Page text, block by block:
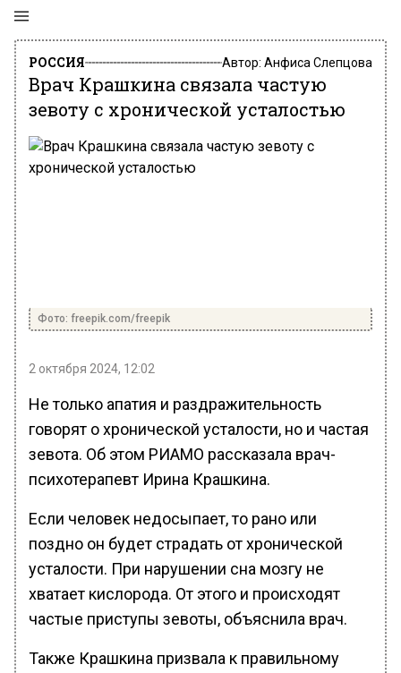
РОССИЯ Автор: Анфиса Слепцова
Врач Крашкина связала частую
зевоту с хронической усталостью
Фото: freepik.com/freepik
2 октября 2024, 12:02
Не только апатия и раздражительность
говорят о хронической усталости, но и частая
зевота. Об этом РИАМО рассказала врач-
психотерапевт Ирина Крашкина.
Если человек недосыпает, то рано или
поздно он будет страдать от хронической
усталости. При нарушении сна мозгу не
хватает кислорода. От этого и происходят
частые приступы зевоты, объяснила врач.
Также Крашкина призвала к правильному